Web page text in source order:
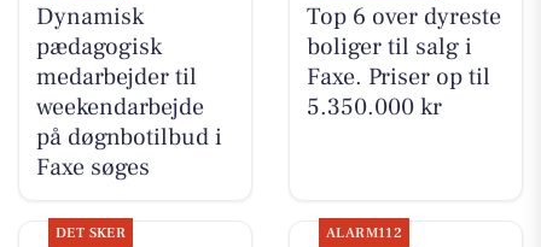
Dynamisk
pædagogisk
medarbejder til
weekendarbejde
på døgnbotilbud i
Faxe søges
Top 6 over dyreste
boliger til salg i
Faxe. Priser op til
5.350.000 kr
DET SKER ALARM112